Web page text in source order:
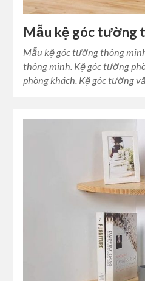
Mẫu kệ góc tường
Mẫu kệ góc tường thông
thông minh. Kệ góc tường
phòng khách. Kệ góc tường